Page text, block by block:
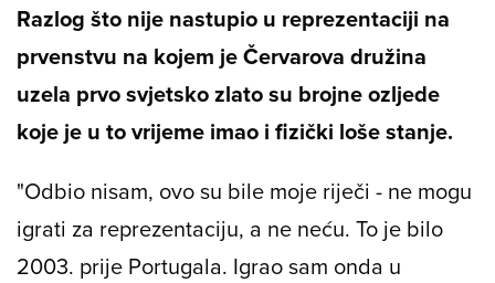
Razlog što nije nastupio u reprezentaciji na
prvenstvu na kojem je Červarova družina
uzela prvo svjetsko zlato su brojne ozljede
koje je u to vrijeme imao i fizički loše stanje.
"Odbio nisam, ovo su bile moje riječi - ne mogu
igrati za reprezentaciju, a ne neću. To je bilo
2003. prije Portugala. Igrao sam onda u